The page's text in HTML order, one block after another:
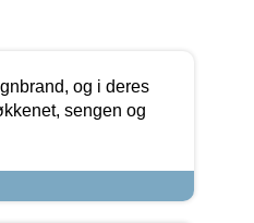
og i deres
sengen og